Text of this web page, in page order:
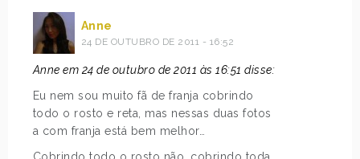
Anne
24 DE OUTUBRO DE 2011 - 16:52
Anne em 24 de outubro de 2011 às 16:51 disse:
Eu nem sou muito fã de franja cobrindo
todo o rosto e reta, mas nessas duas fotos
a com franja está bem melhor…